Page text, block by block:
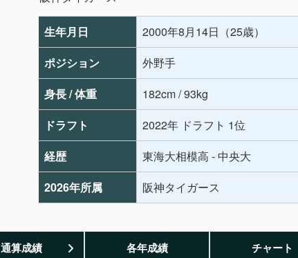
生年月日 2000年8月14日（25歳）
ポジション
外野手
身長 / 体重
182cm / 93kg
ドラフト
2022年 ドラフト 1位
経歴
東海大相模高 - 中央大
2026年所属
阪神タイガース
通算成績 各年成績 チャート